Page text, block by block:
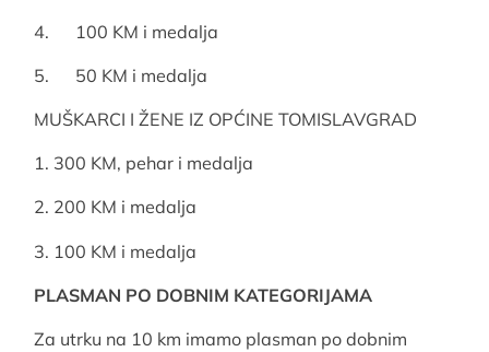
4. 100 KM i medalja
5. 50 KM i medalja
MUŠKARCI I ŽENE IZ OPĆINE TOMISLAVGRAD
1. 300 KM, pehar i medalja
2. 200 KM i medalja
3. 100 KM i medalja
PLASMAN PO DOBNIM KATEGORIJAMA
Za utrku na 10 km imamo plasman po dobnim